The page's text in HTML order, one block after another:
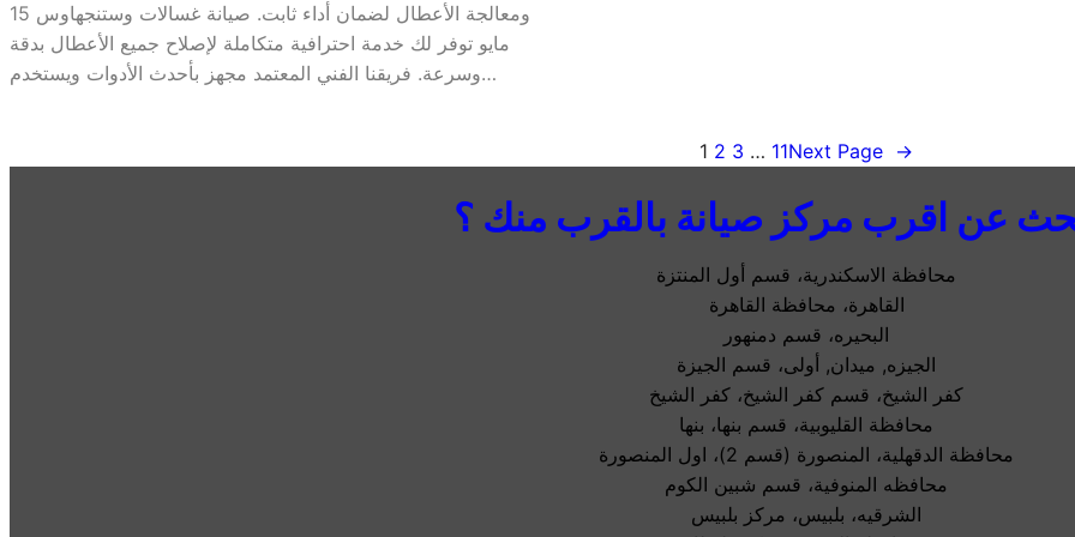
ومعالجة الأعطال لضمان أداء ثابت. صيانة غسالات وستنجهاوس 15
مايو توفر لك خدمة احترافية متكاملة لإصلاح جميع الأعطال بدقة
وسرعة. فريقنا الفني المعتمد مجهز بأحدث الأدوات ويستخدم…
1 2 3 … 11Next Page →
عن اقرب مركز صيانة بالقرب منك ؟
محافظة الاسكندرية، قسم أول المنتزة
القاهرة، محافظة القاهرة
البحيره، قسم دمنهور
الجيزه, ميدان, أولى، قسم الجيزة
كفر الشيخ، قسم كفر الشيخ، كفر الشيخ
محافظة القليوبية، قسم بنها، بنها
محافظة الدقهلية، المنصورة (قسم 2)، اول المنصورة
محافظه المنوفية، قسم شبين الكوم
الشرقيه، بلبيس، مركز بلبيس